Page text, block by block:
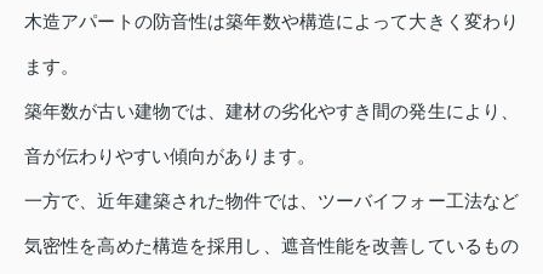
木造アパートの防音性は築年数や構造によって大きく変わり
ます。
築年数が古い建物では、建材の劣化やすき間の発生により、
音が伝わりやすい傾向があります。
一方で、近年建築された物件では、ツーバイフォー工法など
気密性を高めた構造を採用し、遮音性能を改善しているもの